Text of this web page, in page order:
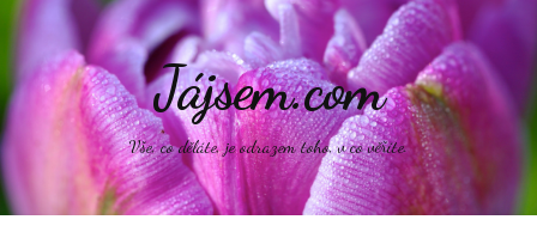
Jájsem.com
Vše, co děláte, je odrazem toho, v co věříte.